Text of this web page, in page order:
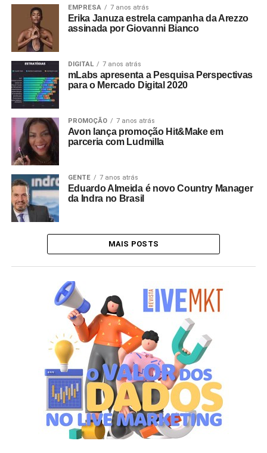
EMPRESA 7 anos atrás
Erika Januza estrela campanha da Arezzo
assinada por Giovanni Bianco
DIGITAL 7 anos atrás
mLabs apresenta a Pesquisa Perspectivas
para o Mercado Digital 2020
PROMOÇÃO 7 anos atrás
Avon lança promoção Hit&Make em
parceria com Ludmilla
GENTE 7 anos atrás
Eduardo Almeida é novo Country Manager
da Indra no Brasil
MAIS POSTS